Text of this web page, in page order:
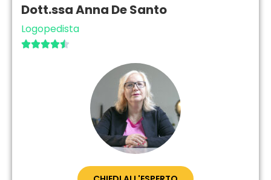
Dott.ssa Anna De Santo
Logopedista
